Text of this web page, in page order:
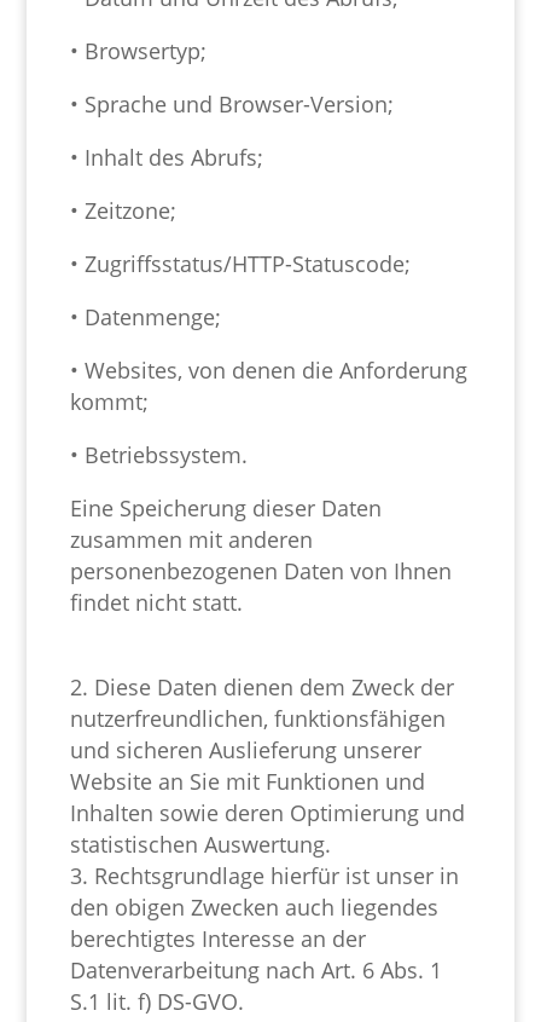
• Browsertyp;
• Sprache und Browser-Version;
• Inhalt des Abrufs;
• Zeitzone;
• Zugriffsstatus/HTTP-Statuscode;
• Datenmenge;
• Websites, von denen die Anforderung
kommt;
• Betriebssystem.
Eine Speicherung dieser Daten
zusammen mit anderen
personenbezogenen Daten von Ihnen
findet nicht statt.
Diese Daten dienen dem Zweck der
nutzerfreundlichen, funktionsfähigen
und sicheren Auslieferung unserer
Website an Sie mit Funktionen und
Inhalten sowie deren Optimierung und
statistischen Auswertung.
Rechtsgrundlage hierfür ist unser in
den obigen Zwecken auch liegendes
berechtigtes Interesse an der
Datenverarbeitung nach Art. 6 Abs. 1
S.1 lit. f) DS-GVO.